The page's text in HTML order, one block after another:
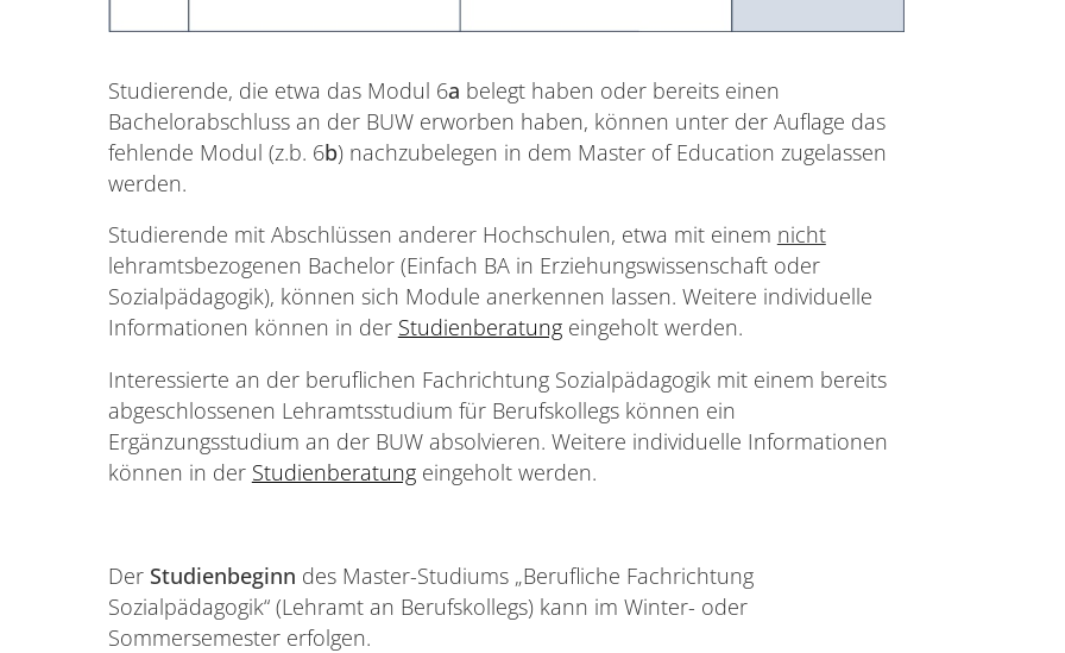
Studierende, die etwa das Modul 6a belegt haben oder bereits einen
Bachelorabschluss an der BUW erworben haben, können unter der Auflage das
fehlende Modul (z.b. 6b) nachzubelegen in dem Master of Education zugelassen
werden.
Studierende mit Abschlüssen anderer Hochschulen, etwa mit einem nicht
lehramtsbezogenen Bachelor (Einfach BA in Erziehungswissenschaft oder
Sozialpädagogik), können sich Module anerkennen lassen. Weitere individuelle
Informationen können in der Studienberatungeingeholt werden.
Interessierte an der beruflichen Fachrichtung Sozialpädagogik mit einem bereits
abgeschlossenen Lehramtsstudium für Berufskollegs können ein
Ergänzungsstudium an der BUW absolvieren. Weitere individuelle Informationen
können in der Studienberatungeingeholt werden.
Der Studienbeginn des Master-Studiums „Berufliche Fachrichtung
Sozialpädagogik“ (Lehramt an Berufskollegs) kann im Winter- oder
Sommersemester erfolgen.